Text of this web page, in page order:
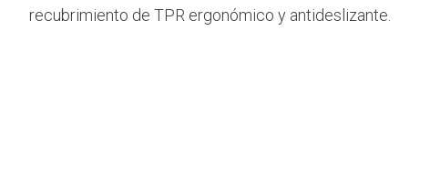
recubrimiento de TPR ergonómico y antideslizante.